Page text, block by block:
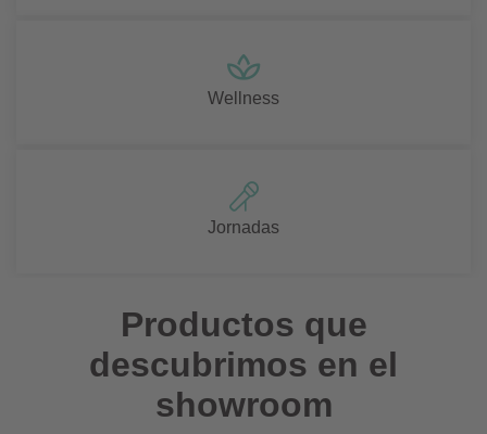
Wellness
Jornadas
Productos que
descubrimos en el
showroom